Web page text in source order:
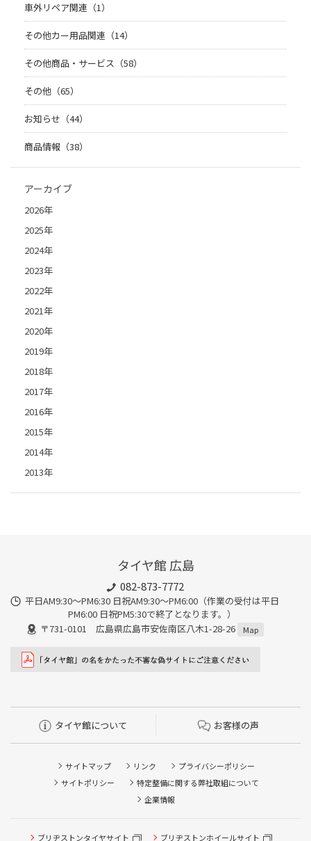
車外リペア関連（1）
その他カー用品関連（14）
その他商品・サービス（58）
その他（65）
お知らせ（44）
商品情報（38）
アーカイブ
2026年
2025年
2024年
2023年
2022年
2021年
2020年
2019年
2018年
2017年
2016年
2015年
2014年
2013年
タイヤ館 広島
082-873-7772
平日AM9:30～PM6:30 日祝AM9:30〜PM6:00（作業の受付は平日
PM6:00 日祝PM5:30で終了となります。）
〒731-0101 広島県広島市安佐南区八木1-28-26
Map
タイヤ館について お客様の声
サイトマップ リンク
プライバシーポリシー
サイトポリシー
特定整備に関する弊社取組について
企業情報
ブリヂストンタイヤサイト ブリヂストンホイールサイト